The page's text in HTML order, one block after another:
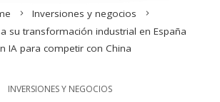
Inversiones y negocios
su transformación industrial en España
IA para competir con China
INVERSIONES Y NEGOCIOS